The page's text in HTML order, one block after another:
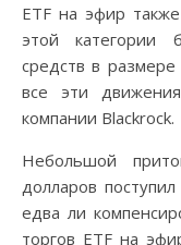
ETF на эфир
этой категории
средств в
все эти
компании Blackrock.
Небольшой
долларов
едва ли
торгов ETF на